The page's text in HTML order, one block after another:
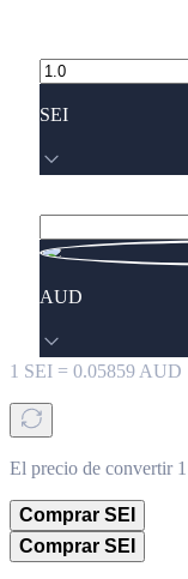
SEI
AUD
1 SEI = 0.05859 AUD
El precio de convertir
Comprar SEI
Comprar SEI